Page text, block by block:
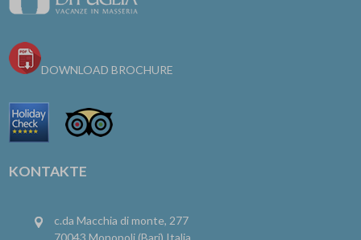
DOWNLOAD BROCHURE
KONTAKTE
c.da Macchia di monte, 277
70043 Monopoli (Bari) Italia